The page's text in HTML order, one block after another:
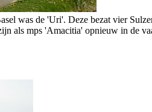
was de 'Uri'. Deze bezat vier
als mps 'Amacitia' opnieuw in de